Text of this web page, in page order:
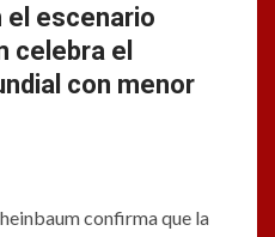
el escenario
celebra el
con menor
confirma que la